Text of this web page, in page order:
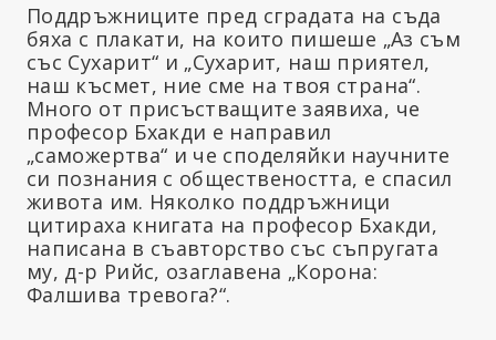
Поддръжниците пред сградата на съда
бяха с плакати, на които пишеше „Аз съм
със Сухарит“ и „Сухарит, наш приятел,
наш късмет, ние сме на твоя страна“.
Много от присъстващите заявиха, че
професор Бхакди е направил
„саможертва“ и че споделяйки научните
си познания с обществеността, е спасил
живота им. Няколко поддръжници
цитираха книгата на професор Бхакди,
написана в съавторство със съпругата
му, д-р Рийс, озаглавена „Корона:
Фалшива тревога?“.